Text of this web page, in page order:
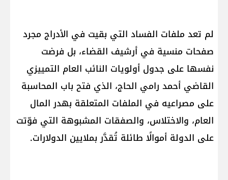
لم تعد ملفات الفساد التي بقيت في الأدراج مجرد
صفحات منسية في أرشيف القضاء، بل فرضت
نفسها على جدول أولويات النائب العام التمييزي
القاضي أحمد رامي الحاج، الذي فتح باب المحاسبة
على مصراعيه في الملفات المتعلقة بهدر المال
العام، والاختلاس، والصفقات المشبوهة التي فوّتت
على الدولة أموالًا طائلة تُقدَّر بملايين الدولارات.